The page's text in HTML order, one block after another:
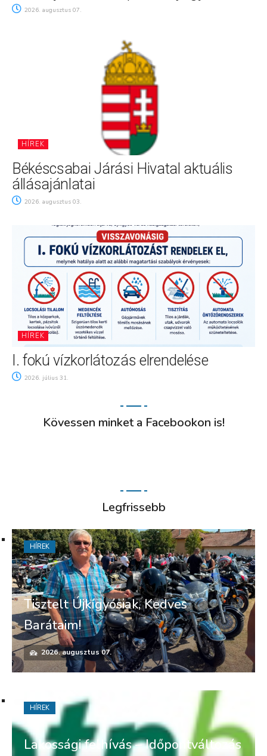
2026. augusztus 07.
HÍREK
Békéscsabai Járási Hivatal aktuális
állásajánlatai
2026. augusztus 03.
HÍREK
I. fokú vízkorlátozás elrendelése
2026. július 31.
Kövessen minket a Facebookon is!
Legfrissebb
Tisztelt Újkígyósiak, Kedves
Barátaim!
2026. augusztus 07.
HÍREK
Lakossági felhívás – Időpontváltozás
HÍREK